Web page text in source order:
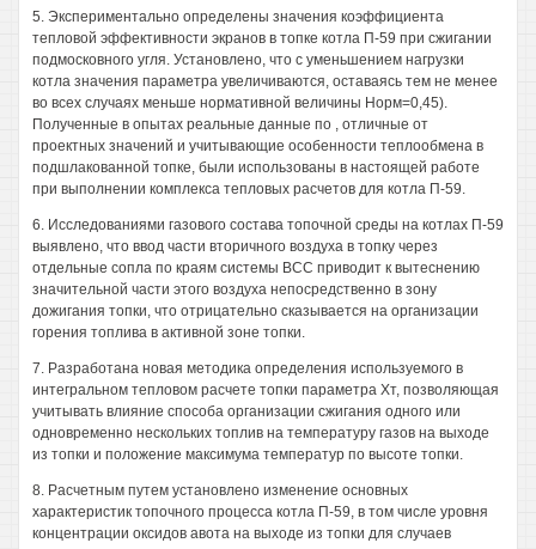
5. Экспериментально определены значения коэффициента
тепловой эффективности экранов в топке котла П-59 при сжигании
подмосковного угля. Установлено, что с уменьшением нагрузки
котла значения параметра увеличиваются, оставаясь тем не менее
во всех случаях меньше нормативной величины Норм=0,45).
Полученные в опытах реальные данные по , отличные от
проектных значений и учитывающие особенности теплообмена в
подшлакованной топке, были использованы в настоящей работе
при выполнении комплекса тепловых расчетов для котла П-59.
6. Исследованиями газового состава топочной среды на котлах П-59
выявлено, что ввод части вторичного воздуха в топку через
отдельные сопла по краям системы ВСС приводит к вытеснению
значительной части этого воздуха непосредственно в зону
дожигания топки, что отрицательно сказывается на организации
горения топлива в активной зоне топки.
7. Разработана новая методика определения используемого в
интегральном тепловом расчете топки параметра Хт, позволяющая
учитывать влияние способа организации сжигания одного или
одновременно нескольких топлив на температуру газов на выходе
из топки и положение максимума температур по высоте топки.
8. Расчетным путем установлено изменение основных
характеристик топочного процесса котла П-59, в том числе уровня
концентрации оксидов авота на выходе из топки для случаев